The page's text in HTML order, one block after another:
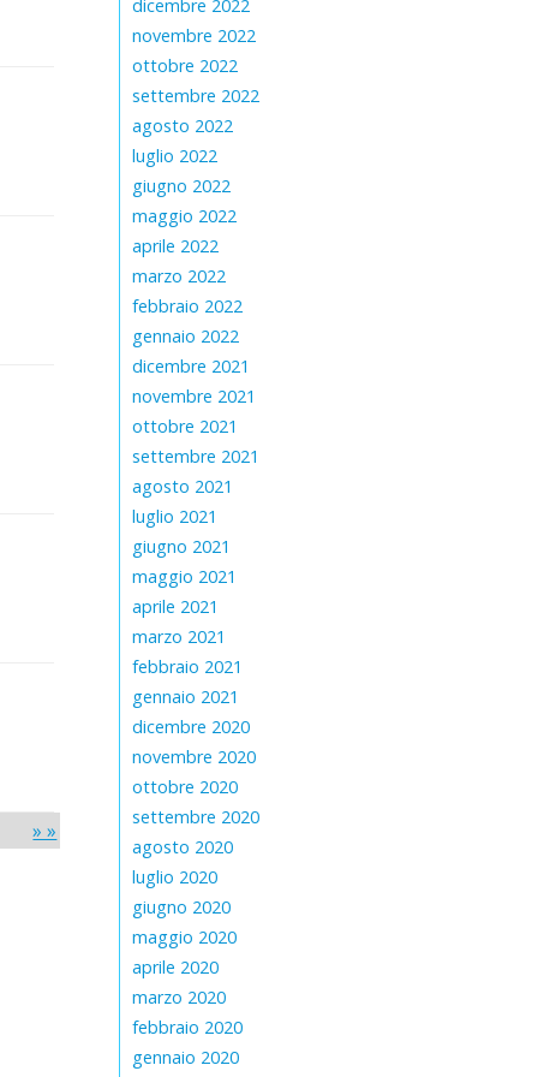
» »
dicembre 2022
novembre 2022
ottobre 2022
settembre 2022
agosto 2022
luglio 2022
giugno 2022
maggio 2022
aprile 2022
marzo 2022
febbraio 2022
gennaio 2022
dicembre 2021
novembre 2021
ottobre 2021
settembre 2021
agosto 2021
luglio 2021
giugno 2021
maggio 2021
aprile 2021
marzo 2021
febbraio 2021
gennaio 2021
dicembre 2020
novembre 2020
ottobre 2020
settembre 2020
agosto 2020
luglio 2020
giugno 2020
maggio 2020
aprile 2020
marzo 2020
febbraio 2020
gennaio 2020